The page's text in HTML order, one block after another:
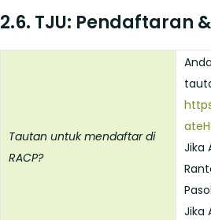
2.6. TJU: Pendaftaran
Tautan untuk mendaftar di
RACP?
Jika
Jika